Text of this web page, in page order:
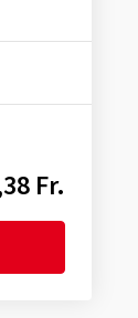
Fr.